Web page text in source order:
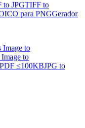
to JPGTIFF to
ICO para PNGGerador
Image to
to
≤100KBJPG to